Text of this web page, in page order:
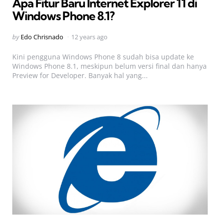
Windows Phone 8.1?
Posted
by Edo Chrisnado 12 years ago
Kini pengguna Windows Phone 8 sudah bisa update ke
Windows Phone 8.1, meskipun belum versi final dan hanya
Preview for Developer. Banyak hal yang...